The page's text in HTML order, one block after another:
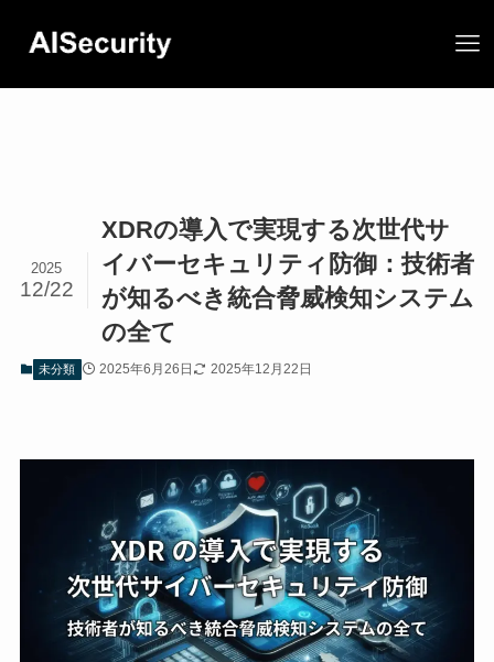
XDRの導入で実現する次世代サ
イバーセキュリティ防御：技術者
が知るべき統合脅威検知システム
の全て
2025
12/22
未分類 2025年6月26日 2025年12月22日